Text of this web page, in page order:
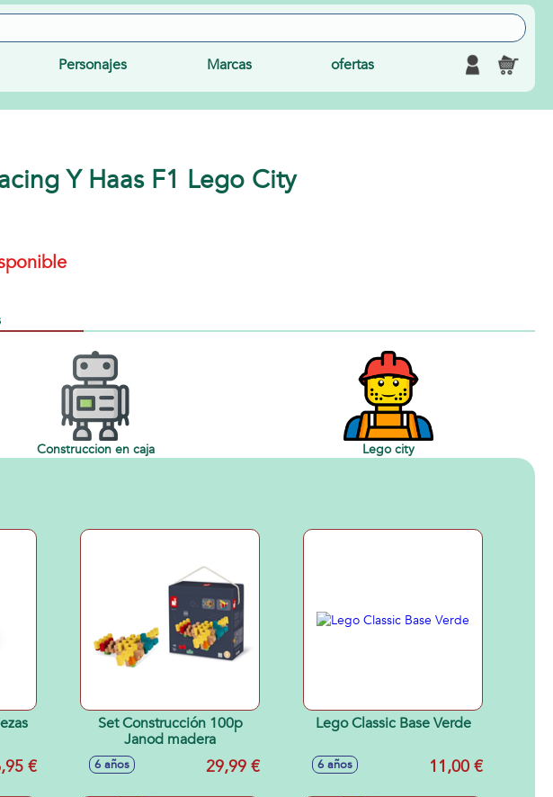
Personajes Marcas ofertas
Y Haas F1 Lego City
Construccion en caja Lego city
€
Set Construcción 100p
Janod madera
6 años 29,99 €
Lego Classic Base Verde
6 años 11,00 €